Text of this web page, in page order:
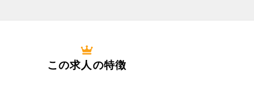
この求人の特徴